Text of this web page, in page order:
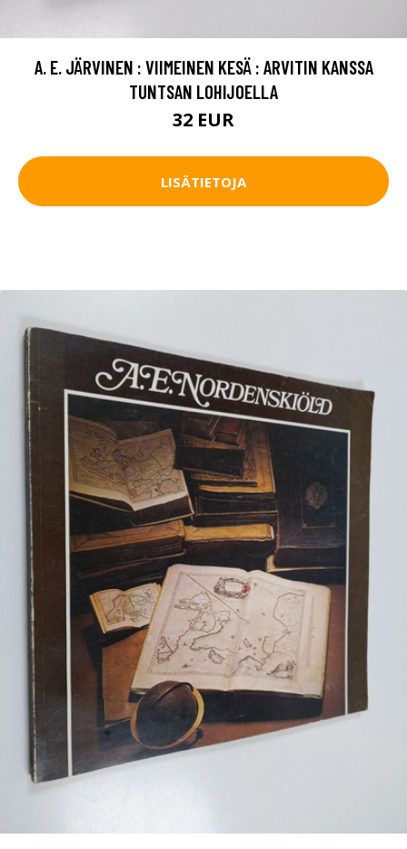
A. E. JÄRVINEN : VIIMEINEN KESÄ : ARVITIN KANSSA
TUNTSAN LOHIJOELLA
32 EUR
LISÄTIETOJA